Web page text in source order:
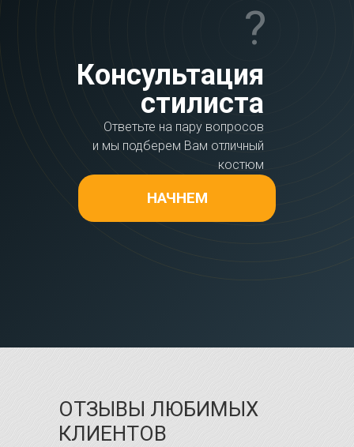
?
Консультация
стилиста
Ответьте на пару вопросов
и мы подберем Вам отличный
костюм
НАЧНЕМ
ОТЗЫВЫ ЛЮБИМЫХ
КЛИЕНТОВ